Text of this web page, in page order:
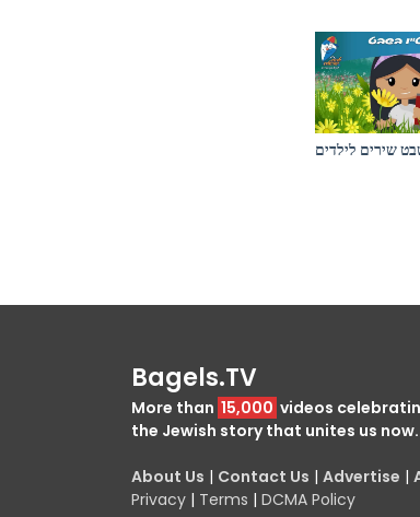
שירים לילדים
Bagels.TV
More than 15,000 videos
the Jewish story that unites us now.
About Us | Contact Us | Advertise |
Privacy | Terms | DCMA Policy